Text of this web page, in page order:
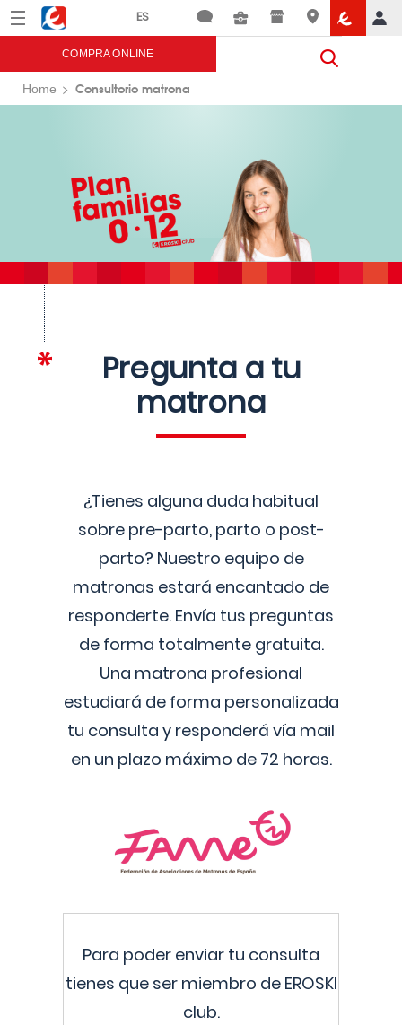
Menú Eroski
COMPRA ONLINE
Home Consultorio matrona
Pregunta a tu
matrona
¿Tienes alguna duda habitual
sobre pre-parto, parto o post-
parto? Nuestro equipo de
matronas estará encantado de
responderte. Envía tus preguntas
de forma totalmente gratuita.
Una matrona profesional
estudiará de forma personalizada
tu consulta y responderá vía mail
en un plazo máximo de 72 horas.
Para poder enviar tu consulta
tienes que ser miembro de EROSKI
club.